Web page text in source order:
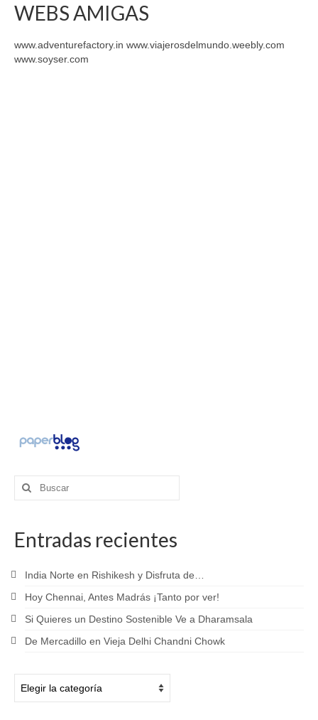
WEBS AMIGAS
www.adventurefactory.in www.viajerosdelmundo.weebly.com
www.soyser.com
Buscar
por:
Entradas recientes
India Norte en Rishikesh y Disfruta de…
Hoy Chennai, Antes Madrás ¡Tanto por ver!
Si Quieres un Destino Sostenible Ve a Dharamsala
De Mercadillo en Vieja Delhi Chandni Chowk